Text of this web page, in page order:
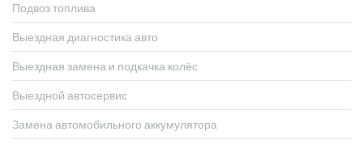
Подвоз топлива
Выездная диагностика авто
Выездная замена и подкачка колёс
Выездной автосервис
Замена автомобильного аккумулятора